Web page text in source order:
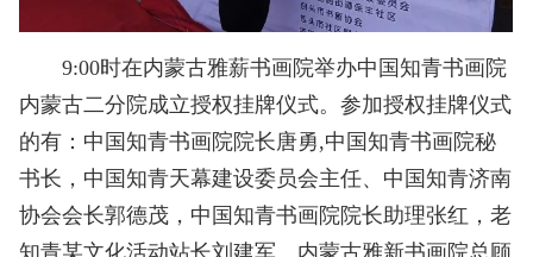
9:00时在内蒙古雅薪书画院举办中国知青书画院
内蒙古二分院成立授权挂牌仪式。参加授权挂牌仪式
的有：中国知青书画院院长唐勇,中国知青书画院秘
书长，中国知青天幕建设委员会主任、中国知青济南
协会会长郭德茂，中国知青书画院院长助理张红，老